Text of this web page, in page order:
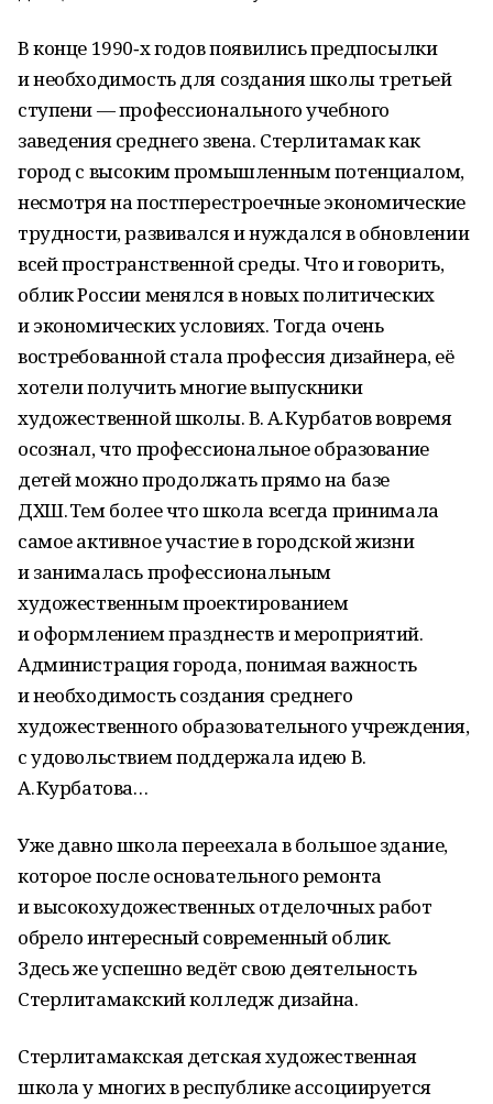
В конце 1990‑х годов появились предпосылки
и необходимость для создания школы третьей
ступени — профессионального учебного
заведения среднего звена. Стерлитамак как
город с высоким промышленным потенциалом,
несмотря на постперестроечные экономические
трудности, развивался и нуждался в обновлении
всей пространственной среды. Что и говорить,
облик России менялся в новых политических
и экономических условиях. Тогда очень
востребованной стала профессия дизайнера, её
хотели получить многие выпускники
художественной школы. В. А. Курбатов вовремя
осознал, что профессиональное образование
детей можно продолжать прямо на базе
ДХШ. Тем более что школа всегда принимала
самое активное участие в городской жизни
и занималась профессиональным
художественным проектированием
и оформлением празднеств и мероприятий.
Администрация города, понимая важность
и необходимость создания среднего
художественного образовательного учреждения,
с удовольствием поддержала идею В.
А. Курбатова…
Уже давно школа переехала в большое здание,
которое после основательного ремонта
и высокохудожественных отделочных работ
обрело интересный современный облик.
Здесь же успешно ведёт свою деятельность
Стерлитамакский колледж дизайна.
Стерлитамакская детская художественная
школа у многих в республике ассоциируется